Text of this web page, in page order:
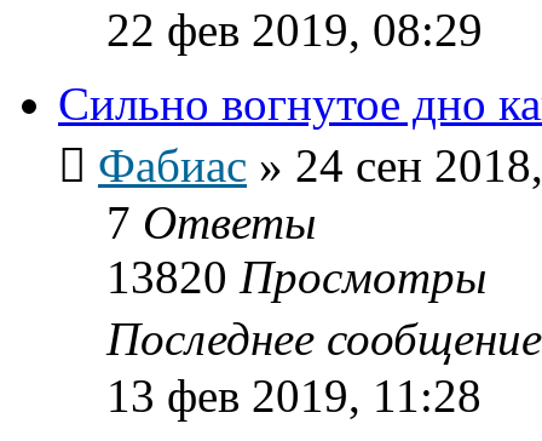
22 фев 2019, 08:29
Сильно вогнутое дно
Фабиас » 24 сен
7 Ответы
13820 Просмотры
Последнее
13 фев 2019, 11:28